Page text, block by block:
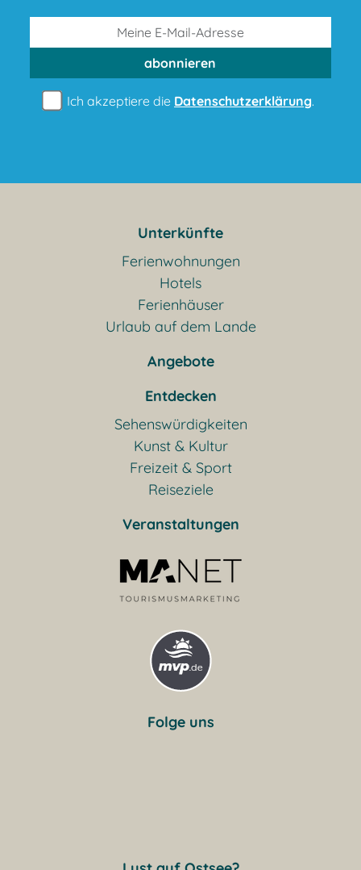
abonnieren
Ich akzeptiere die Datenschutzerklärung.
Unterkünfte
Ferienwohnungen
Hotels
Ferienhäuser
Urlaub auf dem Lande
Angebote
Entdecken
Sehenswürdigkeiten
Kunst & Kultur
Freizeit & Sport
Reiseziele
Veranstaltungen
Folge uns